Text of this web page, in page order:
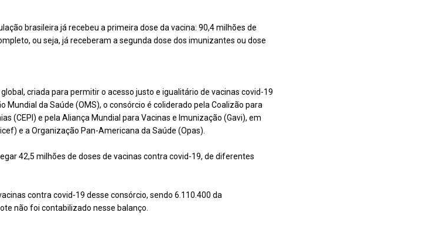
brasileira já recebeu a primeira dose da vacina: 90,4 milhões de
ou seja, já receberam a segunda dose dos imunizantes ou dose
criada para permitir o acesso justo e igualitário de vacinas covid-19
da Saúde (OMS), o consórcio é coliderado pela Coalizão para
(CEPI) e pela Aliança Mundial para Vacinas e Imunização (Gavi), em
e a Organização Pan-Americana da Saúde (Opas).
42,5 milhões de doses de vacinas contra covid-19, de diferentes
contra covid-19 desse consórcio, sendo 6.110.400 da
não foi contabilizado nesse balanço.